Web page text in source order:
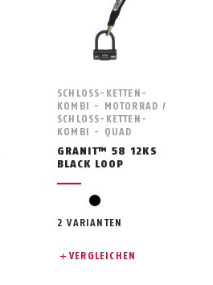
SCHLOSS-KETTEN-
KOMBI - MOTORRAD /
SCHLOSS-KETTEN-
KOMBI - QUAD
GRANIT™ 58 12KS
BLACK LOOP
black
2 VARIANTEN
VERGLEICHEN